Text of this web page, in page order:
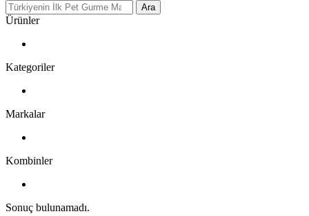
Ara
Ürünler
Kategoriler
Markalar
Kombinler
Sonuç bulunamadı.